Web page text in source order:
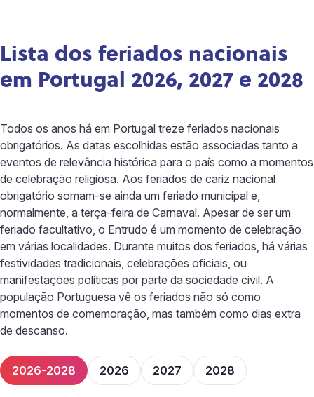
Lista dos feriados nacionais
em Portugal 2026, 2027 e 2028
Todos os anos há em Portugal treze feriados nacionais
obrigatórios. As datas escolhidas estão associadas tanto a
eventos de relevância histórica para o país como a momentos
de celebração religiosa. Aos feriados de cariz nacional
obrigatório somam-se ainda um feriado municipal e,
normalmente, a terça-feira de Carnaval. Apesar de ser um
feriado facultativo, o Entrudo é um momento de celebração
em várias localidades. Durante muitos dos feriados, há várias
festividades tradicionais, celebrações oficiais, ou
manifestações políticas por parte da sociedade civil. A
população Portuguesa vê os feriados não só como
momentos de comemoração, mas também como dias extra
de descanso.
2026-2028 2026 2027 2028